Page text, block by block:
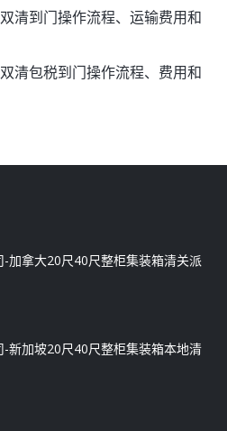
清到门操作流程、运输费用和
清包税到门操作流程、费用和
加拿大20尺40尺整柜集装箱清关派
新加坡20尺40尺整柜集装箱本地清